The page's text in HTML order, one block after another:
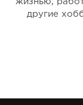
другие